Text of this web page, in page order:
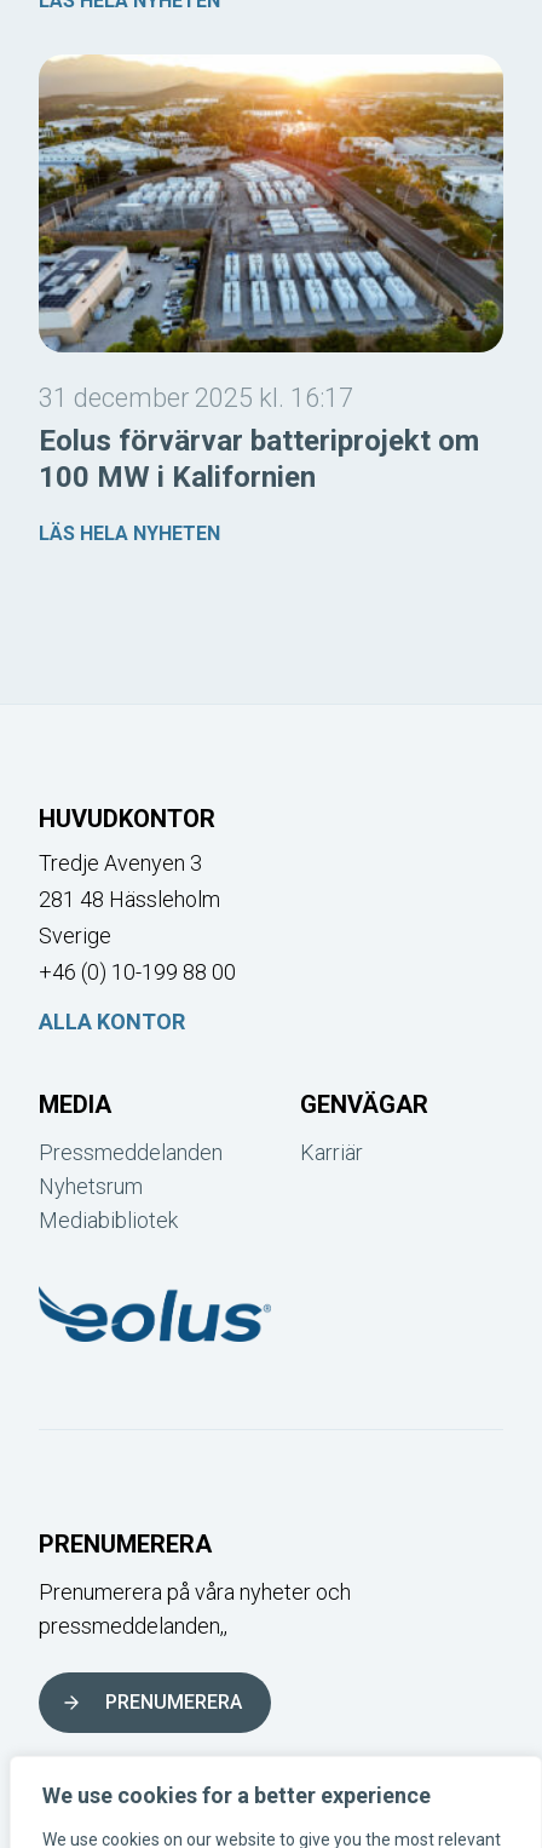
We use cookies for a better experience
We use cookies on our website to give you the most relevant
31 december 2025 kl. 16:17
Eolus förvärvar batteriprojekt om
100 MW i Kalifornien
LÄS HELA NYHETEN
HUVUDKONTOR
Tredje Avenyen 3
281 48 Hässleholm
Sverige
+46 (0) 10-199 88 00
ALLA KONTOR
MEDIA
Pressmeddelanden
Nyhetsrum
Mediabibliotek
GENVÄGAR
Karriär
PRENUMERERA
Prenumerera på våra nyheter och
pressmeddelanden,,
PRENUMERERA
FÖLJ OSS I SOCIALA MEDIER